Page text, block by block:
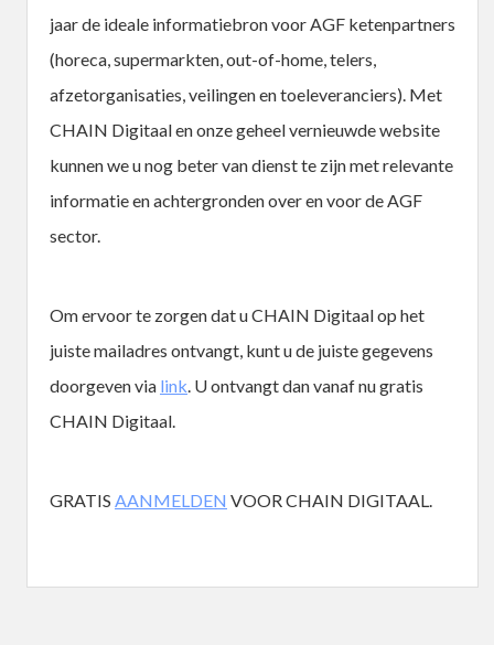
jaar de ideale informatiebron voor AGF ketenpartners
(horeca, supermarkten, out-of-home, telers,
afzetorganisaties, veilingen en toeleveranciers). Met
CHAIN Digitaal en onze geheel vernieuwde website
kunnen we u nog beter van dienst te zijn met relevante
informatie en achtergronden over en voor de AGF
sector.
Om ervoor te zorgen dat u CHAIN Digitaal op het
juiste mailadres ontvangt, kunt u de juiste gegevens
doorgeven via link . U ontvangt dan vanaf nu gratis
CHAIN Digitaal.
GRATIS AANMELDEN VOOR CHAIN DIGITAAL.